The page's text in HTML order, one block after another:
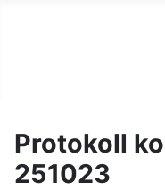
Protokoll
251023